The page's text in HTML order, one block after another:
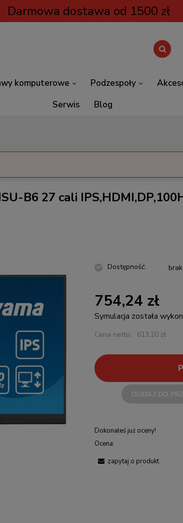
Darmowa dostawa od 1500 zł
komputerowe Podzespoły
Serwis
Blog
B6 27 cali
Dostępność:
754,24 zł
Symulacja została
Cena netto: 613,20 zł
Dokonałeś już oceny!
Ocena:
zapytaj o produkt